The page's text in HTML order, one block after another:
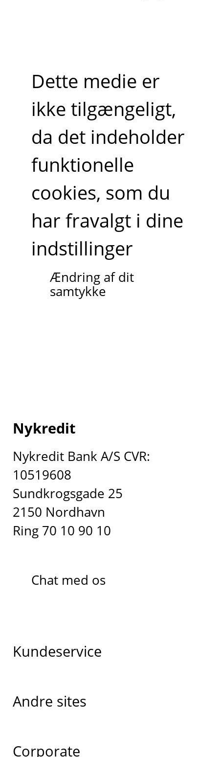
Dette medie er
ikke tilgængeligt,
da det indeholder
funktionelle
cookies, som du
har fravalgt i dine
indstillinger
Ændring af dit
samtykke
Nykredit
Nykredit Bank A/S CVR:
10519608
Sundkrogsgade 25
2150 Nordhavn
Ring 70 10 90 10
Chat med os
Kundeservice
Andre sites
Corporate